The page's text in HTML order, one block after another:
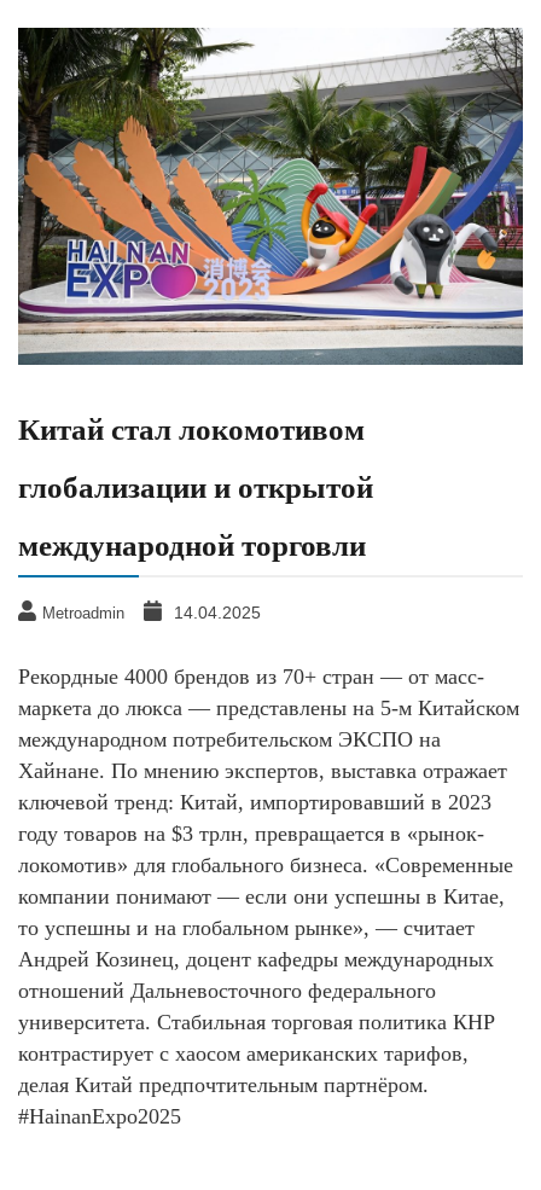
Китай стал локомотивом
глобализации и открытой
международной торговли
Metroadmin 14.04.2025
Рекордные 4000 брендов из 70+ стран — от масс-
маркета до люкса — представлены на 5-м Китайском
международном потребительском ЭКСПО на
Хайнане. По мнению экспертов, выставка отражает
ключевой тренд: Китай, импортировавший в 2023
году товаров на $3 трлн, превращается в «рынок-
локомотив» для глобального бизнеса. «Современные
компании понимают — если они успешны в Китае,
то успешны и на глобальном рынке», — считает
Андрей Козинец, доцент кафедры международных
отношений Дальневосточного федерального
университета. Стабильная торговая политика КНР
контрастирует с хаосом американских тарифов,
делая Китай предпочтительным партнёром.
#HainanExpo2025